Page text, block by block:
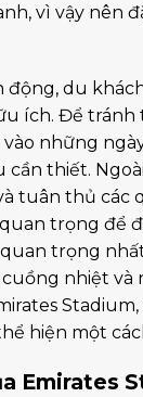
vì vậy nên
động, du
ích. Để
những
cần thiết.
tuân thủ các
trọng để
trọng
nhiệt và
hiện một
Emirates